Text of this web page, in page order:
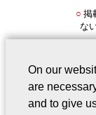
○ 掲
な
On our
are
and to give